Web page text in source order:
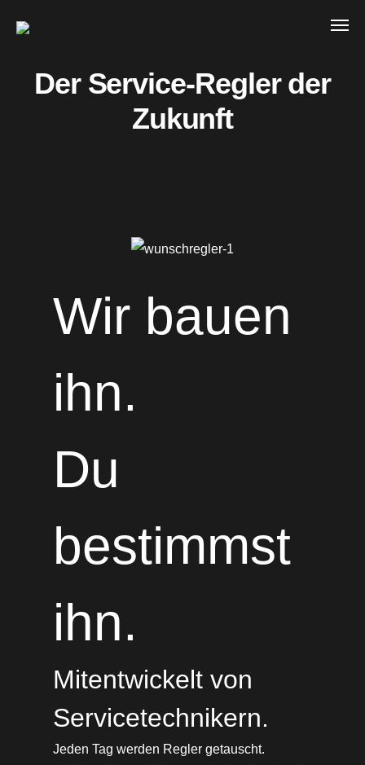
Der Service-Regler der
Zukunft
Wir bauen
ihn.
Du
bestimmst
ihn.
Mitentwickelt von
Servicetechnikern.
Jeden Tag werden Regler getauscht.